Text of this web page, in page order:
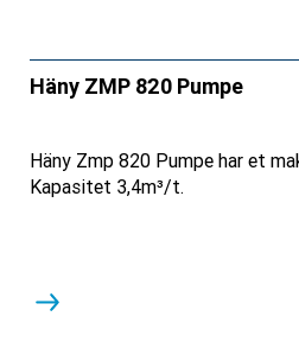
Häny ZMP 820 Pumpe
Häny Zmp 820 Pumpe har et
Kapasitet 3,4m³/t.